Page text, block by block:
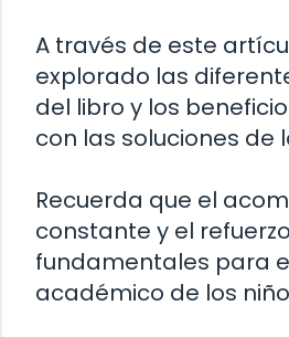
A través de este
explorado las
del libro y los
con las soluciones de
Recuerda que el
constante y el
fundamentales para
académico de los